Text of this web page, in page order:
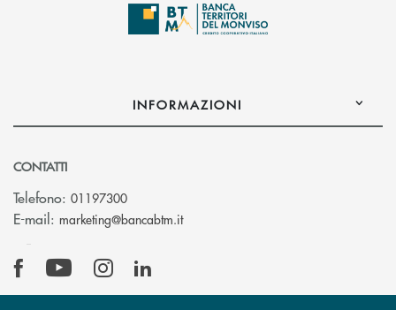
INFORMAZIONI
CONTATTI
Telefono: 01197300
E-mail: marketing@bancabtm.it(si apre l’app di posta elettronica)